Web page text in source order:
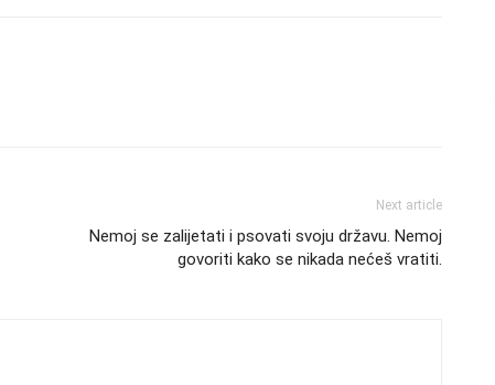
Next article
Nemoj se zalijetati i psovati svoju državu. Nemoj
govoriti kako se nikada nećeš vratiti.